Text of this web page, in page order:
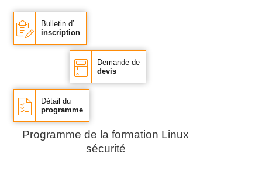
Bulletin d’
inscription
Demande de
devis
Détail du
programme
Programme de la formation Linux
sécurité